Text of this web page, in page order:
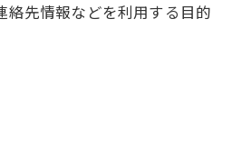
絡先情報などを利用する目的